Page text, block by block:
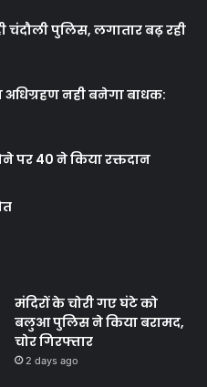
चंदौली पुलिस, लगातार बढ़ रही
नही बनेगा बाधक:
पर 40 ने किया रक्तदान
मंदिरों के चोरी गए घंटे को
बलुआ पुलिस ने किया बरामद,
चोर गिरफ्तार
2 days ago